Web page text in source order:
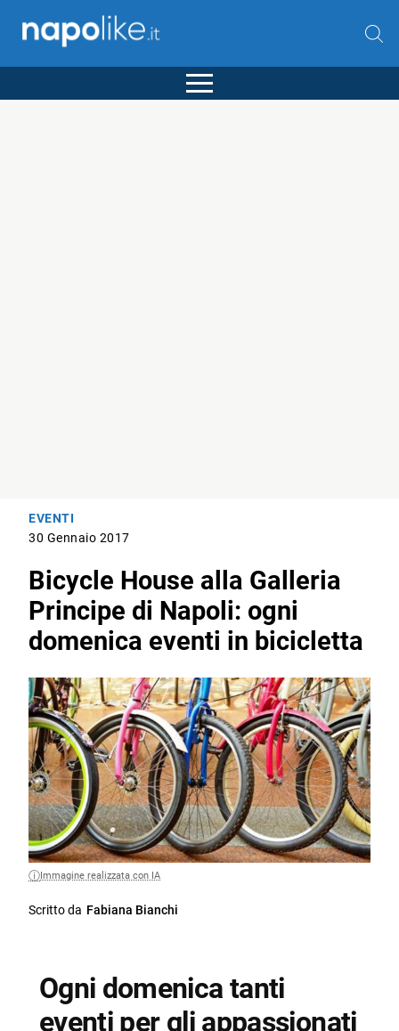
EVENTI
30 Gennaio 2017
Bicycle House alla Galleria
Principe di Napoli: ogni
domenica eventi in bicicletta
Immagine realizzata con IA
Scritto da Fabiana Bianchi
Ogni domenica tanti
eventi per gli appassionati